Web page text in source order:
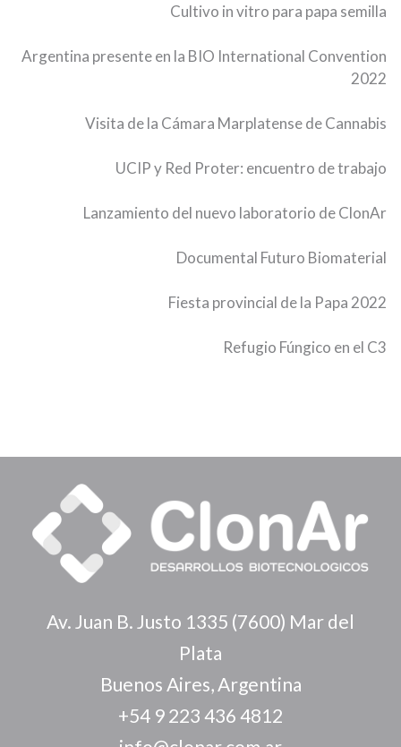
Cultivo in vitro para papa semilla
Argentina presente en la BIO International Convention
2022
Visita de la Cámara Marplatense de Cannabis
UCIP y Red Proter: encuentro de trabajo
Lanzamiento del nuevo laboratorio de ClonAr
Documental Futuro Biomaterial
Fiesta provincial de la Papa 2022
Refugio Fúngico en el C3
Av. Juan B. Justo 1335 (7600) Mar del
Plata
Buenos Aires, Argentina
+54 9 223 436 4812